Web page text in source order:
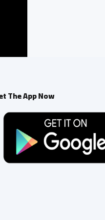
The App Now